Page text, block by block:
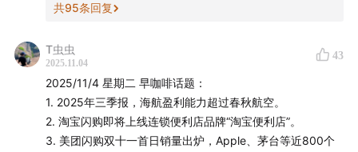
生活+」小程序，加入金典会员，立享新人百元优惠，还
共95条回复
T虫虫
2025.11.04
43
2025/11/4 星期二 早咖啡话题：
1. 2025年三季报，海航盈利能力超过春秋航空。
2. 淘宝闪购即将上线连锁便利店品牌“淘宝便利店”。
3. 美团闪购双十一首日销量出炉，Apple、茅台等近800个